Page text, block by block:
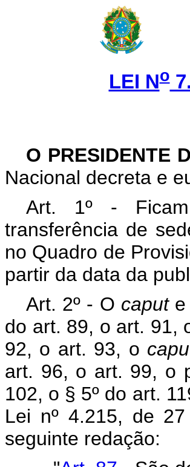
LEI No
O PRESIDENTE
Nacional decreta e
Art. 1º -
transferência de
no Quadro de
partir da data da
Art. 2º - O capute
do art. 89, o art. 91,
92, o art. 93, o
art. 96, o art. 99, o
102, o § 5º do art.
Lei nº 4.215, de
seguinte redação: